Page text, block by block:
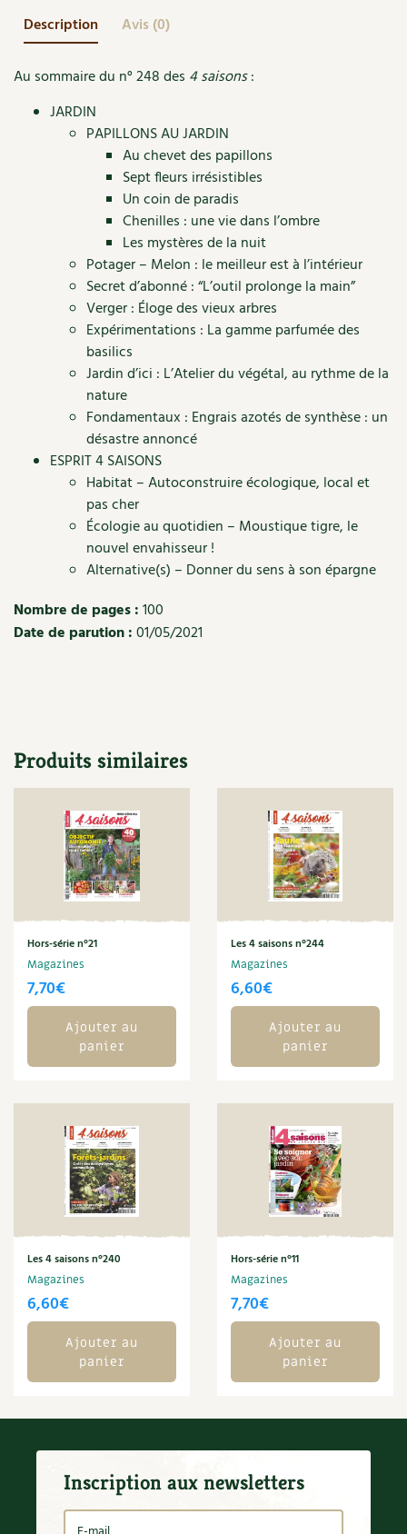
Cuisine saine
Manger bio
Cures, régimes
Dessert, Boulangerie
Techniques, conservation, organisation
Agenda, calendrier
NOUVEAUTÉS
Feuilleter le catalogue
Le magazine
Stages
Cartes cadeau
Séjourner en Trièves
Outils et ustensiles du jardin
Ravageurs et maladies au jardin
Cuisine saine
Alimentation et nutrition
Recettes de printemps
Recettes par type de plat
Recettes sans gluten
Recettes végétariennes et vegan
Habitat écologique
Conception et gros oeuvre
Matériaux écologiques
Énergie
Les plantes et leurs vertus
Soins et cosmétiques au naturel
Société et alternatives
Vivre l’écologie
Protéger la nature
Autonomie
Les 4 saisons
Archives
Compléments
Actualités
Vidéos et podcasts
Secrets d’abonné
Habitat écologique
Cuisine saine
Soins naturels
Société et alternatives
Les 4 saisons& vous
Questions à la rédaction
Entre abonné·es
Trucs & astuces
Expés
Trocs & petites annonces
Appels à témoignage
Bonnes adresses
Description Avis (0)
Au sommaire du n° 248 des 4 saisons:
JARDIN
PAPILLONS AU JARDIN
Au chevet des papillons
Sept fleurs irrésistibles
Un coin de paradis
Chenilles : une vie dans l’ombre
Les mystères de la nuit
Potager – Melon : le meilleur est à l’intérieur
Secret d’abonné : “L’outil prolonge la main”
Verger : Éloge des vieux arbres
Expérimentations : La gamme parfumée des
basilics
Jardin d’ici : L’Atelier du végétal, au rythme de la
nature
Fondamentaux : Engrais azotés de synthèse : un
désastre annoncé
ESPRIT 4 SAISONS
Habitat – Autoconstruire écologique, local et
pas cher
Écologie au quotidien – Moustique tigre, le
nouvel envahisseur !
Alternative(s) – Donner du sens à son épargne
Nombre de pages :100
Date de parution :01/05/2021
Produits similaires
Hors-série n°21
Magazines
7,70€
Ajouter au
panier
Les 4 saisons n°244
Magazines
6,60€
Ajouter au
panier
Les 4 saisons n°240
Magazines
6,60€
Ajouter au
panier
Hors-série n°11
Magazines
7,70€
Ajouter au
panier
Inscription aux newsletters